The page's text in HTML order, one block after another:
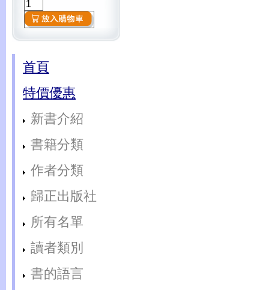
首頁
特價優惠
新書介紹
書籍分類
作者分類
歸正出版社
所有名單
讀者類別
書的語言